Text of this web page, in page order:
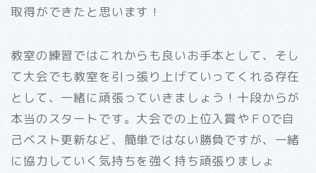
取得ができたと思います！
教室の練習ではこれからも良いお手本として、そし
て大会でも教室を引っ張り上げていってくれる存在
として、一緒に頑張っていきましょう！十段からが
本当のスタートです。大会での上位入賞やＦ0で自
己ベスト更新など、簡単ではない勝負ですが、一緒
に協力していく気持ちを強く持ち頑張りましょ